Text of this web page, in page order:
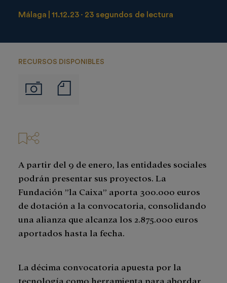
Málaga 11.12.23 23 segundos de lectura
RECURSOS DISPONIBLES
Imágenes
de
A partir del 9 de enero, las entidades sociales
podrán presentar sus proyectos. La
Fundación ”la Caixa” aporta 300.000 euros
de dotación a la convocatoria, consolidando
una alianza que alcanza los 2.875.000 euros
aportados hasta la fecha.
La décima convocatoria apuesta por la
tecnología como herramienta para abordar